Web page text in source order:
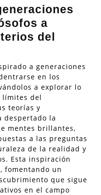
a
del
a generaciones
en los
a explorar lo
límites del
teorías y
despertado la
mentes brillantes,
a las preguntas
de la realidad y
Esta inspiración
fomentando un
que sigue
en el campo